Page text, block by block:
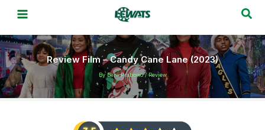
Review Film – Candy Cane Lane (2023)
By Beni Prabowo/Review